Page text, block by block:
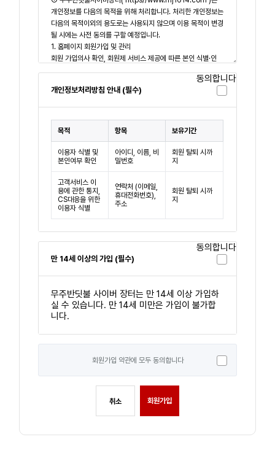
개인정보처리방침 안내 (필수)
목적 항목 보유기간
이용자 식별 및
본인여부 확인
아이디, 이름, 비
밀번호
회원 탈퇴 시까
지
고객서비스 이
용에 관한 통지,
CS대응을 위한
이용자 식별
연락처 (이메일,
휴대전화번호),
주소
회원 탈퇴 시까
지
동의합니다
만 14세 이상의 가입 (필수)
무주반딧불 사이버 장터는 만 14세 이상 가입하
실 수 있습니다. 만 14세 미만은 가입이 불가합
니다.
동의합니다
회원가입 약관에 모두 동의합니다
취소 회원가입